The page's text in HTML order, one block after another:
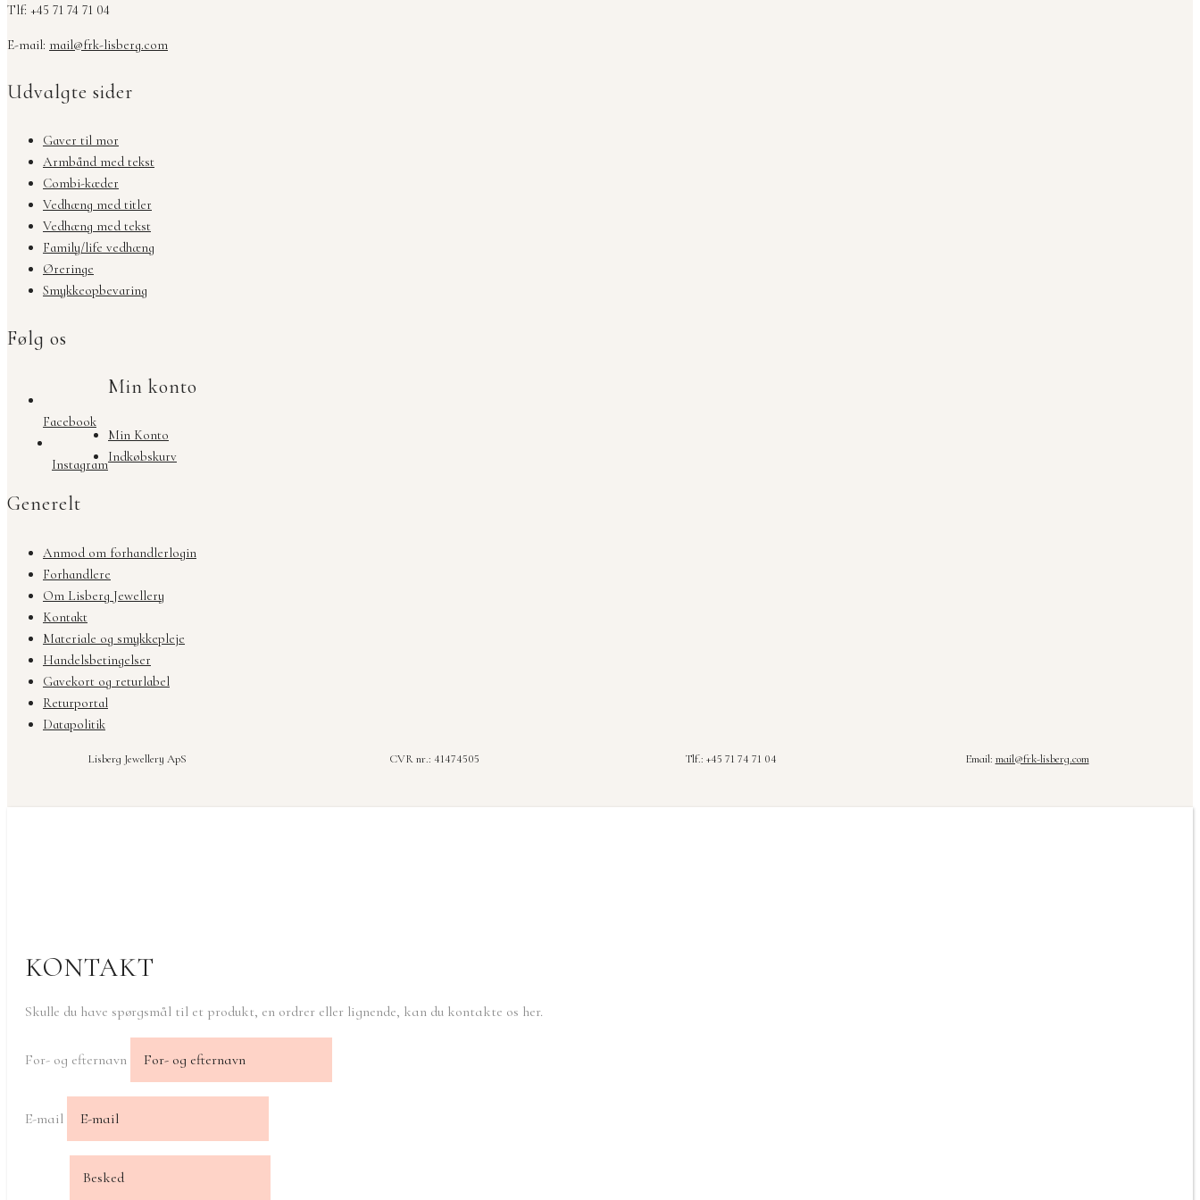
Tlf: +45 71 74 71 04
E-mail: mail@frk-lisberg.com
Udvalgte sider
Gaver til mor
Armbånd med tekst
Combi-kæder
Vedhæng med titler
Vedhæng med tekst
Family/life vedhæng
Øreringe
Smykkeopbevaring
Følg os
Facebook
Instagram
Min konto
Min Konto
Indkøbskurv
Generelt
Anmod om forhandlerlogin
Forhandlere
Om Lisberg Jewellery
Kontakt
Materiale og smykkepleje
Handelsbetingelser
Gavekort og returlabel
Returportal
Datapolitik
Lisberg Jewellery ApS CVR nr.: 41474505 Tlf.: +45 71 74 71 04 Email: mail@frk-lisberg.com
KONTAKT
Skulle du have spørgsmål til et produkt, en ordrer eller lignende, kan du kontakte os her.
For- og efternavn
E-mail